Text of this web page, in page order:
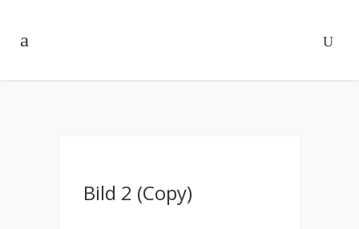
Bild 2 (Copy)